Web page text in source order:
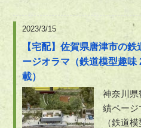
2023/3/15
【宅配】佐賀県唐津市の
ージオラマ（鉄道模型趣
載）
神奈川
績ペー
（鉄道